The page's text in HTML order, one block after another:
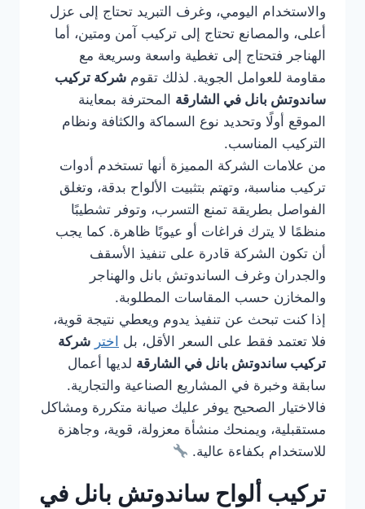
والاستخدام اليومي، وغرف التبريد تحتاج إلى عزل
أعلى، والمصانع تحتاج إلى تركيب آمن ومتين، أما
الهناجر فتحتاج إلى تغطية واسعة وسريعة مع
مقاومة للعوامل الجوية. لذلك تقوم شركة تركيب
ساندوتش بانل في الشارقة المحترفة بمعاينة
الموقع أولًا وتحديد نوع السماكة والكثافة ونظام
التركيب المناسب.
من علامات الشركة المميزة أنها تستخدم أدوات
تركيب مناسبة، وتهتم بتثبيت الألواح بدقة، وتغلق
الفواصل بطريقة تمنع التسرب، وتوفر تشطيبًا
منظمًا لا يترك فراغات أو عيوبًا ظاهرة. كما يجب
أن تكون الشركة قادرة على تنفيذ الأسقف
والجدران وغرف الساندوتش بانل والهناجر
والمخازن حسب المقاسات المطلوبة.
إذا كنت تبحث عن تنفيذ يدوم ويعطي نتيجة قوية،
فلا تعتمد فقط على السعر الأقل، بل اختر شركة
تركيب ساندوتش بانل في الشارقة لديها أعمال
سابقة وخبرة في المشاريع الصناعية والتجارية.
فالاختيار الصحيح يوفر عليك صيانة متكررة ومشاكل
مستقبلية، ويمنحك منشأة معزولة، قوية، وجاهزة
للاستخدام بكفاءة عالية.
تركيب ألواح ساندوتش بانل في